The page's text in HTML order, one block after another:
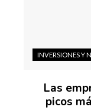
INVERSIONES Y
Las
picos